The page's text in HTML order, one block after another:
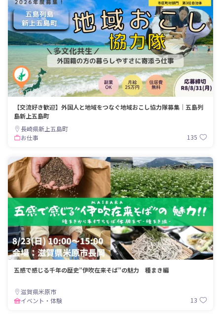
【交流好き歓迎】外国人と地域をつなぐ地域おこし協力隊募集｜五島列
島新上五島町
長崎県新上五島町
お仕事
135
五感で感じる千年の歴史”伊吹在来そば”の魅力 種まき編
滋賀県米原市
イベント・体験
13